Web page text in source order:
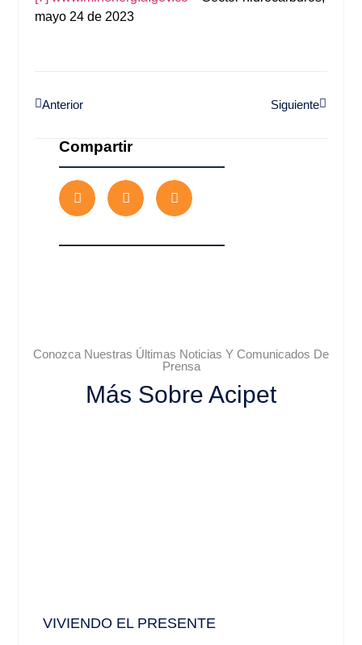
mayo 24 de 2023
Anterior Siguiente
Compartir
Conozca Nuestras Últimas Noticias Y Comunicados De
Prensa
Más Sobre Acipet
VIVIENDO EL PRESENTE